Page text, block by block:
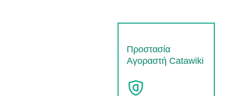
Προστασία
Αγοραστή Catawiki